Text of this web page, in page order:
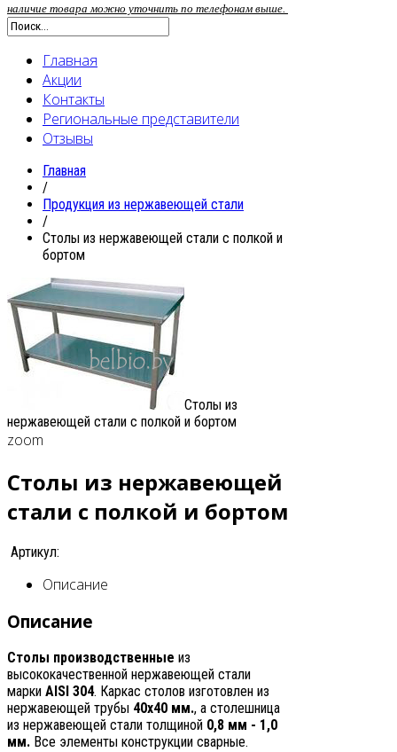
наличие товара можно уточнить по телефонам выше.
Главная
Акции
Контакты
Региональные представители
Отзывы
Главная
/
Продукция из нержавеющей стали
/
Столы из нержавеющей стали с полкой и
бортом
Столы из
нержавеющей стали с полкой и бортом
zoom
Столы из нержавеющей
стали с полкой и бортом
Артикул:
Описание
Описание
Столы производственные из
высококачественной нержавеющей стали
марки AISI 304. Каркас столов изготовлен из
нержавеющей трубы 40х40 мм., а столешница
из нержавеющей стали толщиной 0,8 мм - 1,0
мм. Все элементы конструкции сварные.